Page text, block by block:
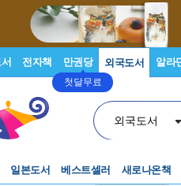
전자책 만권당
첫달무료
외국도서 알라
외국도서
일본도서 베스트셀러 새로나온책